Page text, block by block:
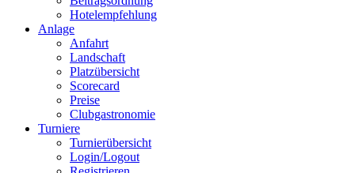
Hotelempfehlung
Anlage
Anfahrt
Landschaft
Platzübersicht
Scorecard
Preise
Clubgastronomie
Turniere
Turnierübersicht
Login/Logout